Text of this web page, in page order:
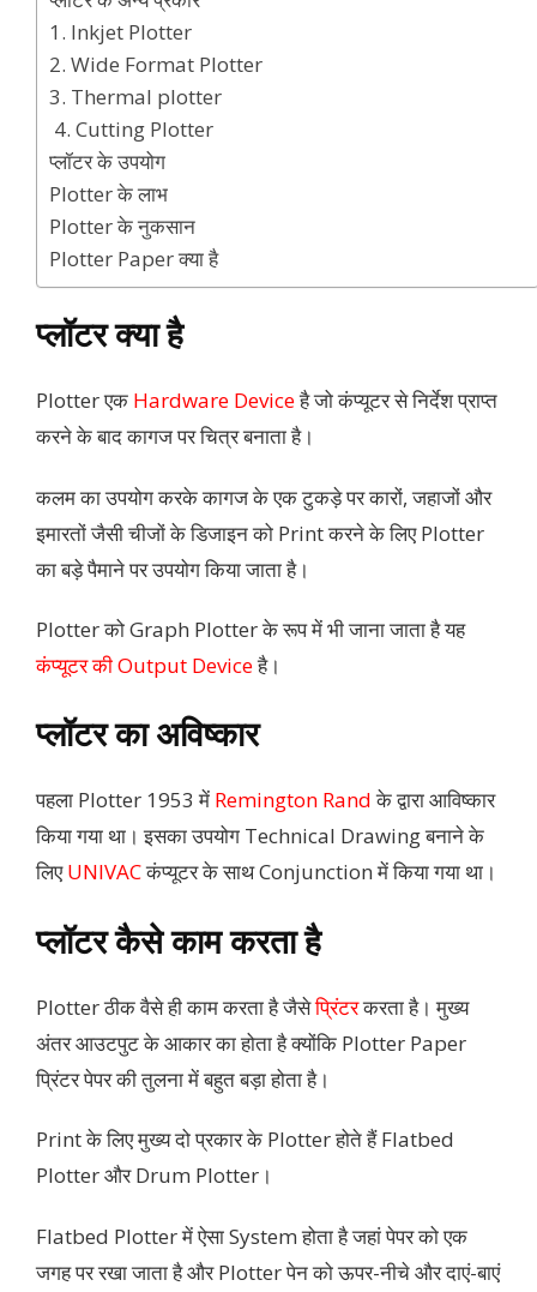
1. Inkjet Plotter
2. Wide Format Plotter
3. Thermal plotter
4. Cutting Plotter
प्लॉटर के उपयोग
Plotter के लाभ
Plotter के नुकसान
Plotter Paper क्या है
प्लॉटर क्या है
Plotter एक Hardware Deviceहै जो कंप्यूटर से निर्देश प्राप्त
करने के बाद कागज पर चित्र बनाता है।
कलम का उपयोग करके कागज के एक टुकड़े पर कारों, जहाजों और
इमारतों जैसी चीजों के डिजाइन को Print करने के लिए Plotter
का बड़े पैमाने पर उपयोग किया जाता है।
Plotter को Graph Plotter के रूप में भी जाना जाता है यह
कंप्यूटर की Output Deviceहै।
प्लॉटर का अविष्कार
पहला Plotter 1953 में Remington Randके द्वारा आविष्कार
किया गया था। इसका उपयोग Technical Drawing बनाने के
लिएUNIVACकंप्यूटर के साथ Conjunction में किया गया था।
प्लॉटर कैसे काम करता है
Plotter ठीक वैसे ही काम करता है जैसेप्रिंटरकरता है। मुख्य
अंतर आउटपुट के आकार का होता है क्योंकि Plotter Paper
प्रिंटर पेपर की तुलना में बहुत बड़ा होता है।
Print के लिए मुख्य दो प्रकार के Plotter होते हैं Flatbed
Plotter और Drum Plotter।
Flatbed Plotter में ऐसा System होता है जहां पेपर को एक
जगह पर रखा जाता है और Plotter पेन को ऊपर-नीचे और दाएं-बाएं